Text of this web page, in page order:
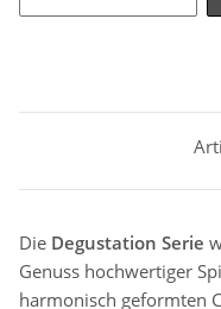
Die Degustation Serie
Genuss hochwertiger
harmonisch geformten